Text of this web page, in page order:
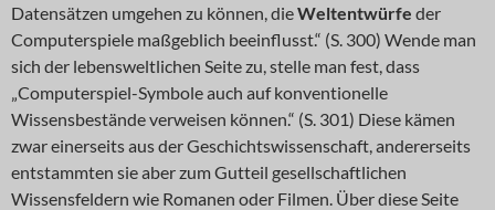
Datensätzen umgehen zu können, dieWeltentwürfe der
Computerspiele maßgeblich beeinflusst.“ (S. 300) Wende man
sich der lebensweltlichen Seite zu, stelle man fest, dass
„Computerspiel-Symbole auch auf konventionelle
Wissensbestände verweisen können.“ (S. 301) Diese kämen
zwar einerseits aus der Geschichtswissenschaft, andererseits
entstammten sie aber zum Gutteil gesellschaftlichen
Wissensfeldern wie Romanen oder Filmen. Über diese Seite